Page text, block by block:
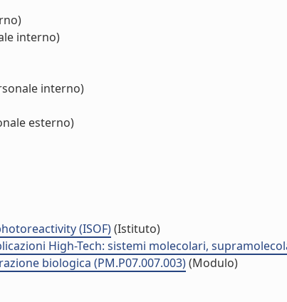
interno)
interno)
esterno)
(ISOF)(Istituto)
High-Tech: sistemi molecolari,
biologica (PM.P07.007.003)(Modulo)